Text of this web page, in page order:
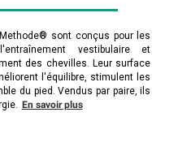
sont conçus pour les
vestibulaire et
des chevilles. Leur surface
l'équilibre, stimulent les
du pied. Vendus par paire, ils
En savoir plus